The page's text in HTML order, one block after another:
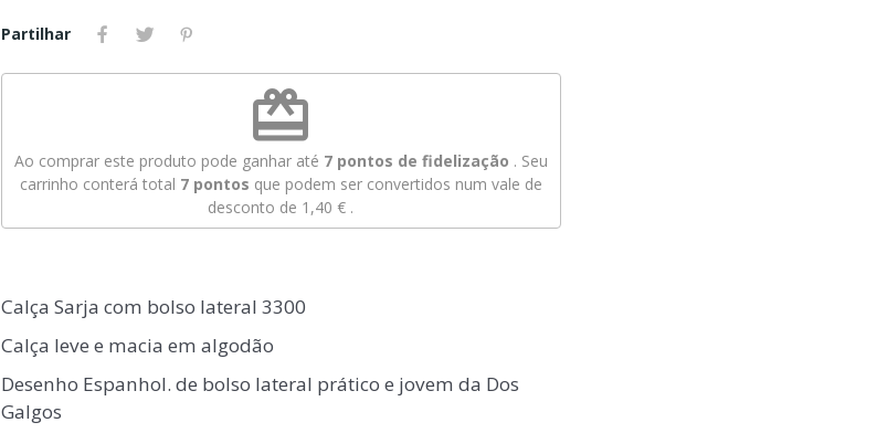
Partilhar
redeem
Ao comprar este produto pode ganhar até 7pontos de fidelização . Seu
carrinho conterá total 7pontos que podem ser convertidos num vale de
desconto de 1,40 € .
Calça Sarja com bolso lateral 3300
Calça leve e macia em algodão
Desenho Espanhol. de bolso lateral prático e jovem da Dos
Galgos